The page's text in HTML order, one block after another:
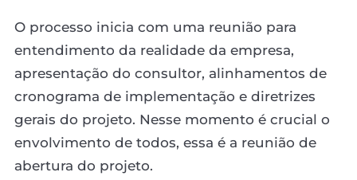
O processo inicia com uma reunião para
entendimento da realidade da empresa,
apresentação do consultor, alinhamentos de
cronograma de implementação e diretrizes
gerais do projeto. Nesse momento é crucial o
envolvimento de todos, essa é a reunião de
abertura do projeto.